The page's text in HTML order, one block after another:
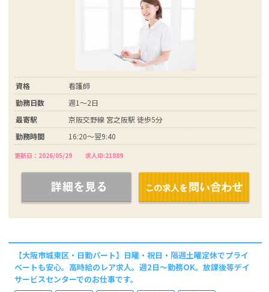
資格
看護師
勤務日数
週1～2日
最寄駅
京阪交野線 宮之阪駅 徒歩5分
勤務時間
16:20～翌9:40
更新日：2026/05/29 求人ID:21889
【大阪市城東区・日勤パート】日曜・祝日・隔週土曜定休でプライ
ベートも安心。高時給のレア求人。週2日～勤務OK。放課後等デイ
サービスセンターでのお仕事です。